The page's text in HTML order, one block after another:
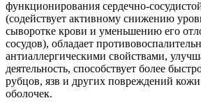
функционирования сердечно-
(содействует активному снижению
сыворотке крови и уменьшению его
сосудов), обладает
антиаллергическими свойствами,
деятельность, способствует более
рубцов, язв и других повреждений
оболочек.